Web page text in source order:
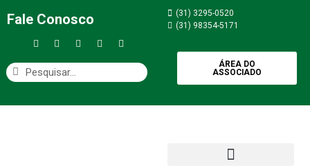
Fale Conosco
(31) 3295-0520
(31) 98354-5171
ÁREA DO
ASSOCIADO